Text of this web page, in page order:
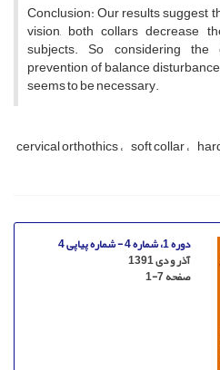
Conclusion: Our results suggest
vision, both collars decrease
subjects. So considering
prevention of balance
seems to be necessary.
cervical orthothics soft collar
دوره 1، شماره 4 - شماره پیاپی 4
آذر و دی 1391
صفحه1-7